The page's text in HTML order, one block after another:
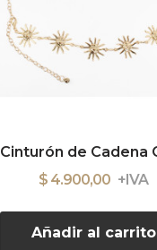
$ 4.900,00
Añadir al carrito